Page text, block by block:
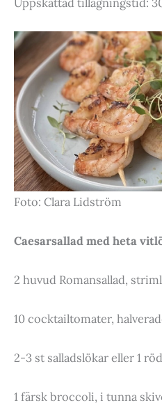
Foto: Clara Lidström
Caesarsallad med heta
2 huvud Romansallad,
10 cocktailtomater,
2-3 st salladslökar eller 1
1 färsk broccoli, i tunna